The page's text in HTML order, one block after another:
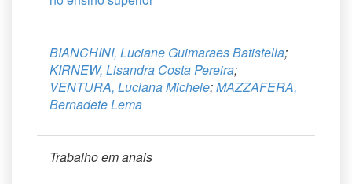
BIANCHINI, Luciane Guimaraes Batistella;
KIRNEW, Lisandra Costa Pereira;
VENTURA, Luciana Michele;MAZZAFERA,
Bernadete Lema
Trabalho em anais